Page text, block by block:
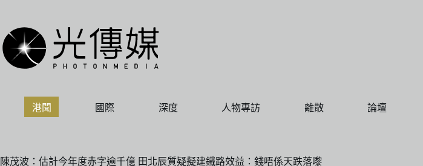
主
要
內
港聞 國際 深度 人物專訪 離散 論壇
陳茂波：估計今年度赤字逾千億 田北辰質疑擬建鐵路效益：錢唔係天跌落嚟